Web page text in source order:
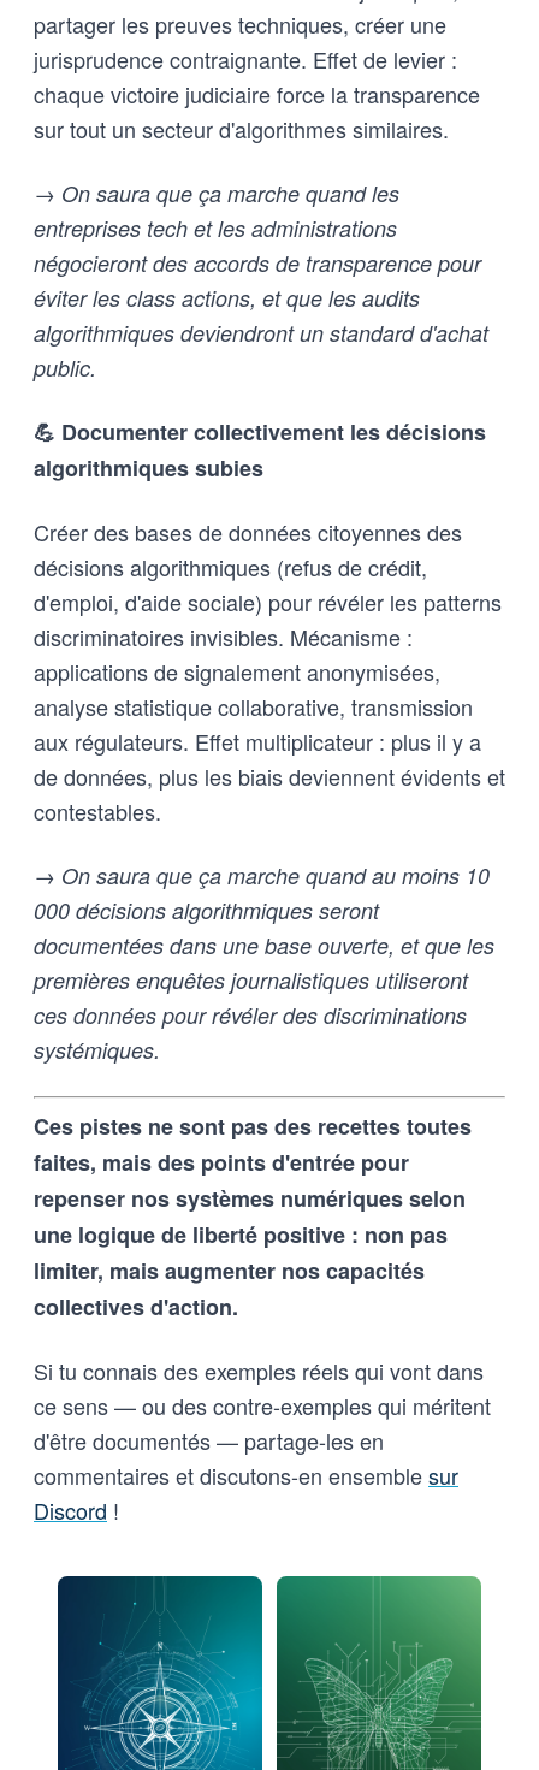
partager les preuves techniques, créer une
jurisprudence contraignante. Effet de levier :
chaque victoire judiciaire force la transparence
sur tout un secteur d'algorithmes similaires.
→ On saura que ça marche quand les
entreprises tech et les administrations
négocieront des accords de transparence pour
éviter les class actions, et que les audits
algorithmiques deviendront un standard d'achat
public.
💪 Documenter collectivement les décisions
algorithmiques subies
Créer des bases de données citoyennes des
décisions algorithmiques (refus de crédit,
d'emploi, d'aide sociale) pour révéler les patterns
discriminatoires invisibles. Mécanisme :
applications de signalement anonymisées,
analyse statistique collaborative, transmission
aux régulateurs. Effet multiplicateur : plus il y a
de données, plus les biais deviennent évidents et
contestables.
→ On saura que ça marche quand au moins 10
000 décisions algorithmiques seront
documentées dans une base ouverte, et que les
premières enquêtes journalistiques utiliseront
ces données pour révéler des discriminations
systémiques.
Ces pistes ne sont pas des recettes toutes
faites, mais des points d'entrée pour
repenser nos systèmes numériques selon
une logique de liberté positive : non pas
limiter, mais augmenter nos capacités
collectives d'action.
Si tu connais des exemples réels qui vont dans
ce sens — ou des contre-exemples qui méritent
d'être documentés — partage-les en
commentaires et discutons-en ensemblesur
Discord !